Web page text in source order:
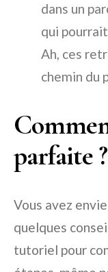
dans un
qui
Ah, ces
chemin du
parfaite ?
Vous avez
quelques
tutoriel pour